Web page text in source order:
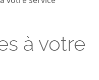
à votre